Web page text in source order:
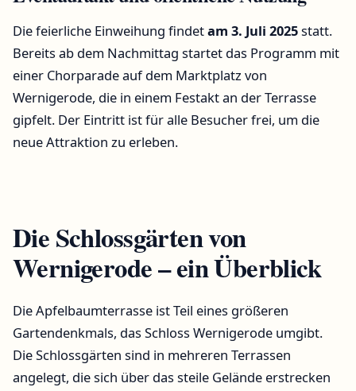
Die feierliche Einweihung findetam 3. Juli 2025statt.
Bereits ab dem Nachmittag startet das Programm mit
einer Chorparade auf dem Marktplatz von
Wernigerode, die in einem Festakt an der Terrasse
gipfelt. Der Eintritt ist für alle Besucher frei, um die
neue Attraktion zu erleben.
Die Schlossgärten von
Wernigerode – ein Überblick
Die Apfelbaumterrasse ist Teil eines größeren
Gartendenkmals, das Schloss Wernigerode umgibt.
Die Schlossgärten sind in mehreren Terrassen
angelegt, die sich über das steile Gelände erstrecken